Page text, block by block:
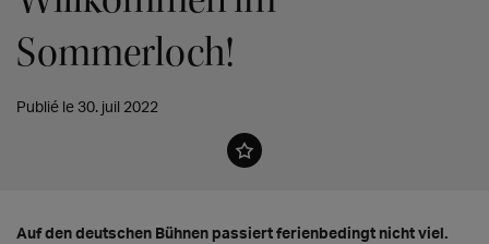
Sommerloch!
Publié le 30. juil 2022
Auf den deutschen Bühnen passiert ferienbedingt nicht viel.